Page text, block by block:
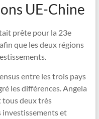
UE-Chine
prête pour la 23e
que les deux régions
entre les trois pays
les différences. Angela
tous deux très
investissements et